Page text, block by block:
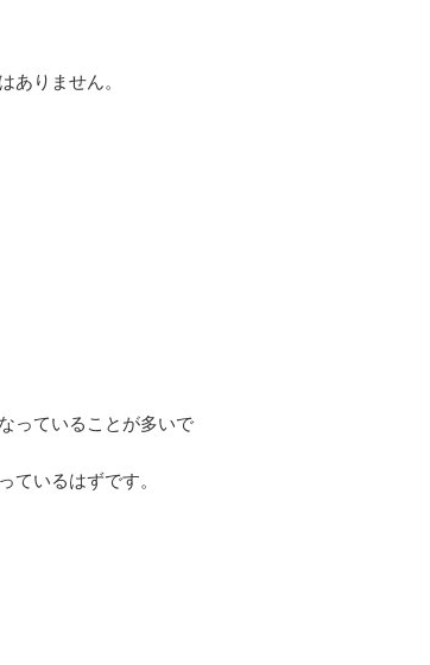
ありません。
っていることが多いで
ているはずです。